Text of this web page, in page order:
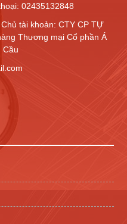
02435132848
tài khoản: CTY CP TỰ
Thương mại Cổ phần Á
Cầu